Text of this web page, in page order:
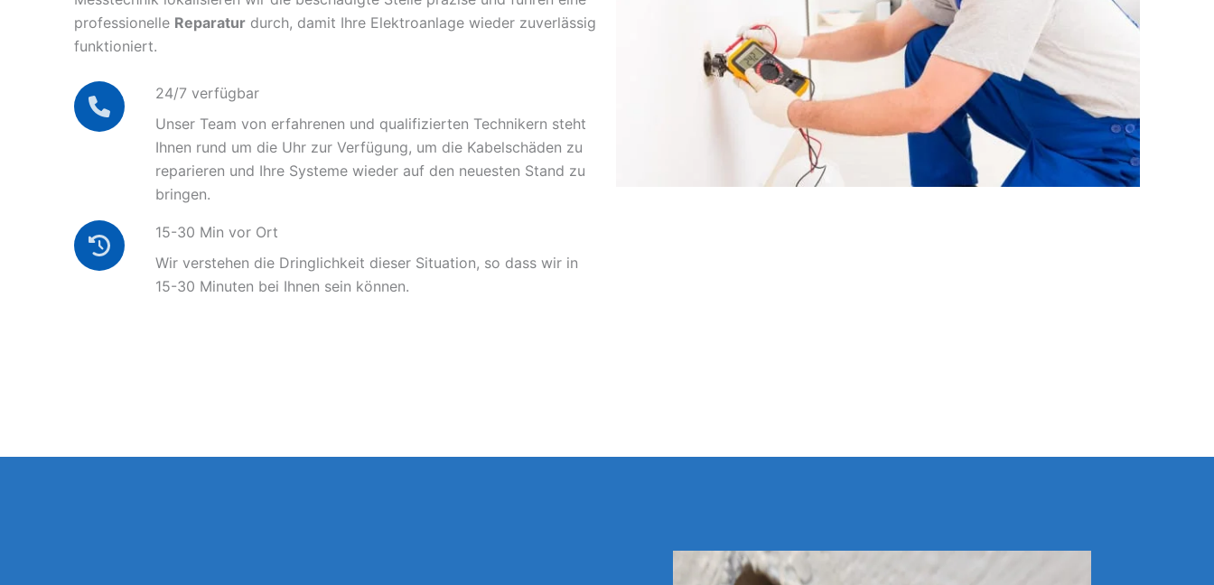
professionelle Reparatur durch, damit Ihre Elektroanlage wieder zuverlässig
funktioniert.
24/7 verfügbar
Unser Team von erfahrenen und qualifizierten Technikern steht
Ihnen rund um die Uhr zur Verfügung, um die Kabelschäden zu
reparieren und Ihre Systeme wieder auf den neuesten Stand zu
bringen.
15-30 Min vor Ort
Wir verstehen die Dringlichkeit dieser Situation, so dass wir in
15-30 Minuten bei Ihnen sein können.